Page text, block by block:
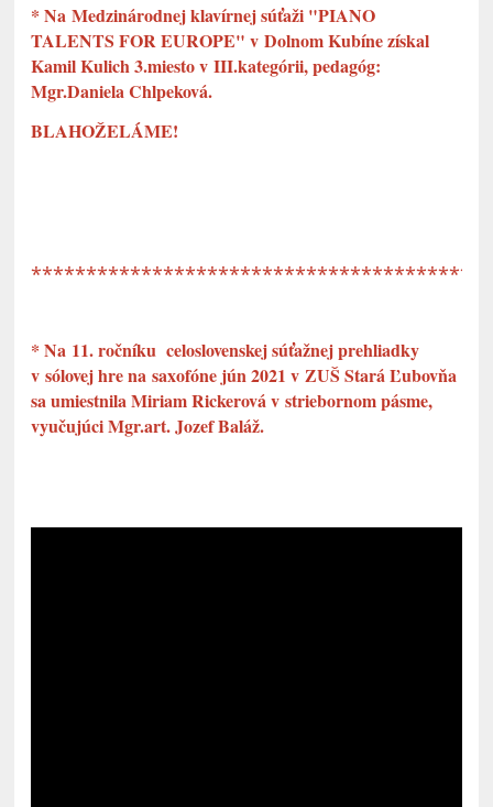
* Na Medzinárodnej klavírnej súťaži "PIANO
TALENTS FOR EUROPE" v Dolnom Kubíne získal
Kamil Kulich 3.miesto v III.kategórii, pedagóg:
Mgr.Daniela Chlpeková.
BLAHOŽELÁME!
* Na 11. ročníku celoslovenskej súťažnej prehliadky
v sólovej hre na saxofóne jún 2021 v ZUŠ Stará Ľubovňa
sa umiestnila Miriam Rickerová v striebornom pásme,
vyučujúci Mgr.art. Jozef Baláž.